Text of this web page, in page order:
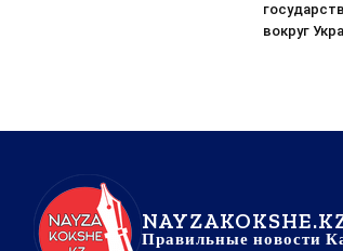
вокруг
Правильные новости